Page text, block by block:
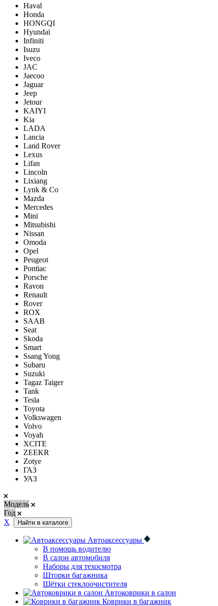
Haval
Honda
HONGQI
Hyundai
Infiniti
Isuzu
Iveco
JAC
Jaecoo
Jaguar
Jeep
Jetour
KAIYI
Kia
LADA
Lancia
Land Rover
Lexus
Lifan
Lincoln
Lixiang
Lynk & Co
Mazda
Mercedes
Mini
Mitsubishi
Nissan
Omoda
Opel
Peugeot
Pontiac
Porsсhe
Ravon
Renault
Rover
ROX
SAAB
Seat
Skoda
Smart
Ssang Yong
Subaru
Suzuki
Tagaz Taiger
Tank
Tesla
Toyota
Volkswagen
Volvo
Voyah
XCITE
ZEEKR
Zotye
ГАЗ
УАЗ
Модель
Год
Х
Найти в каталоге
Автоаксессуары
В помощь водителю
В салон автомобиля
Наборы для техосмотра
Шторки багажника
Щётки стеклоочистителя
Автоковрики в салон
Коврики в багажник